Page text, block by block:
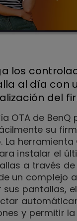
los
al día con
del
OTA de BenQ
su
La herramienta
instalar el
a través
un complejo
sus pantallas,
y permitir